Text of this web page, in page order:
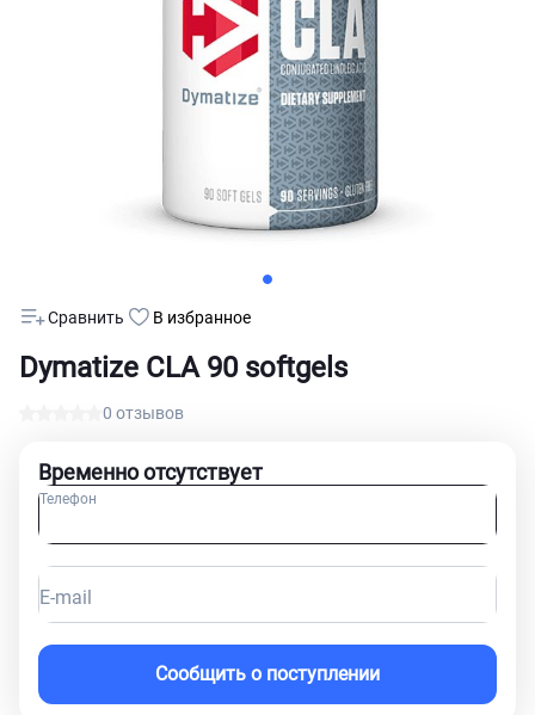
Dymatize CLA 90 softgels
0 отзывов
Сравнить В избранное
Временно отсутствует
Телефон
E-mail
Сообщить о поступлении